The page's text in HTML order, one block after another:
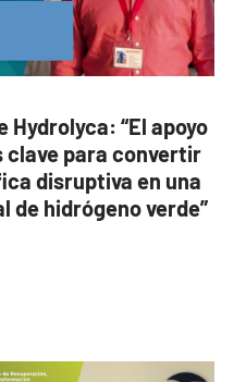
Hydrolyca: “El apoyo
clave para convertir
disruptiva en una
de hidrógeno verde”